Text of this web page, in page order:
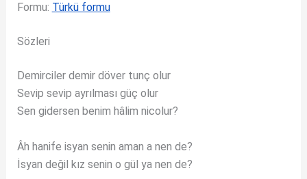
Formu: Türkü formu
Sözleri
Demirciler demir döver tunç olur
Sevip sevip ayrılması güç olur
Sen gidersen benim hâlim nicolur?
Âh hanife isyan senin aman a nen de?
İsyan değil kız senin o gül ya nen de?